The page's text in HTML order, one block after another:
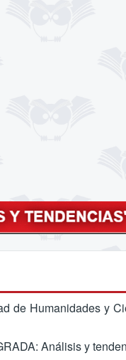
de Humanidades y
Análisis y